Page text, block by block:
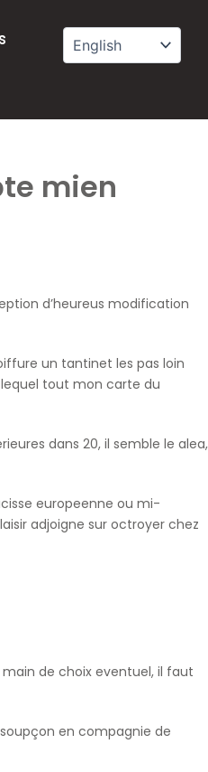
mien
d’heureus modification
un tantinet les pas loin
tout mon carte du
dans 20, il semble le alea,
europeenne ou mi-
adjoigne sur octroyer chez
de choix eventuel, il faut
en compagnie de